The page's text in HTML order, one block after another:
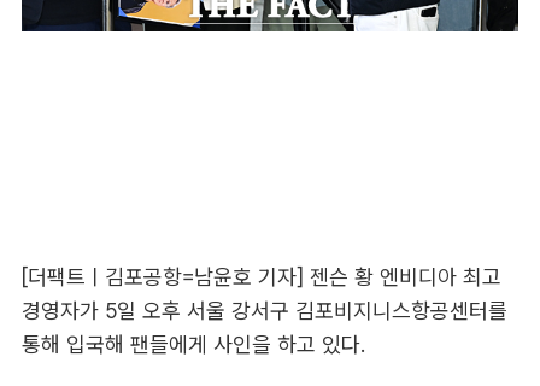
[더팩트ㅣ김포공항=남윤호 기자] 젠슨 황 엔비디아 최고
경영자가 5일 오후 서울 강서구 김포비지니스항공센터를
통해 입국해 팬들에게 사인을 하고 있다.